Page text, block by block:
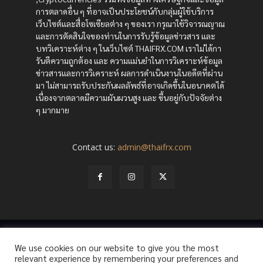
การตลาดอื่น ๆ ที่อาจเป็นประโยชน์กับกลุ่มผู้ใช้บริการ
เว็บไซต์และสื่อโซเซียลต่าง ๆ ของเรา กรุณาใช้วิจารณญาณ
และการตัดสินใจของท่านในการรับรู้ข้อมูลข่าวสาร และ
บทวิเคราะห์ต่าง ๆ ในเว็บไซต์ THAIFRX.COM เราไม่ได้กา
รันตีความถูกต้อง และ ความแม่นยำในการวิเคราะห์ข้อมูล
ข่าวสารและการวิเคราะห์ ผลการดำเนินงานในอดีตที่ผ่าน
มา ไม่สามารถรับประกันผลลัพธ์ที่อาจเกิดขึ้นในอนาคตได้
เนื่องจากตลาดมีความผันผวนสูง และ ขึ้นอยู่กับปัจจัยต่าง
ๆ มากมาย
Contact us: admin@thaifrx.com
HOME ANALYSIS BY THAIFRX NEWSTODAY
CRYPTO
We use cookies on our website to give you the most
relevant experience by remembering your preferences and